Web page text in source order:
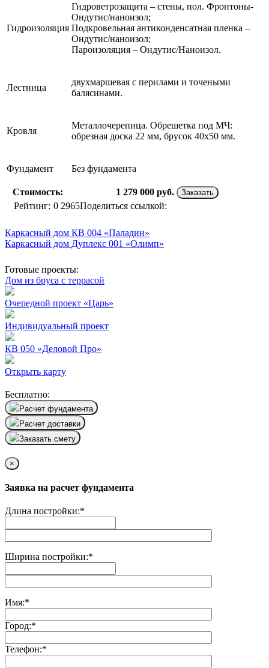
Гидроизоляция
Гидроветрозащита – стены, пол. Фронтоны-
Ондутис/наноизол;
Подкровельная антиконденсатная пленка –
Ондутис/наноизол;
Пароизоляция – Ондутис/Наноизол.
Лестница
двухмаршевая с перилами и точеными
балясинами.
Кровля
Металлочерепица. Обрешетка под МЧ:
обрезная доска 22 мм, брусок 40х50 мм.
Фундамент Без фундамента
Стоимость: 1 279 000руб. Заказать
Рейтинг: 0 2965Поделиться ссылкой:
Каркасный дом КВ 004 «Паладин»
Каркасный дом Дуплекс 001 «Олимп»
Готовые проекты:
Дом из бруса с террасой
Очередной проект «Царь»
Индивидуальный проект
КВ 050 «Деловой Про»
Открыть карту
Бесплатно:
Расчет фундамента
Расчет доставки
Заказать смету
×
Заявка на расчет фундамента
Длина постройки:*
Ширина постройки:*
Имя:*
Город:*
Телефон:*